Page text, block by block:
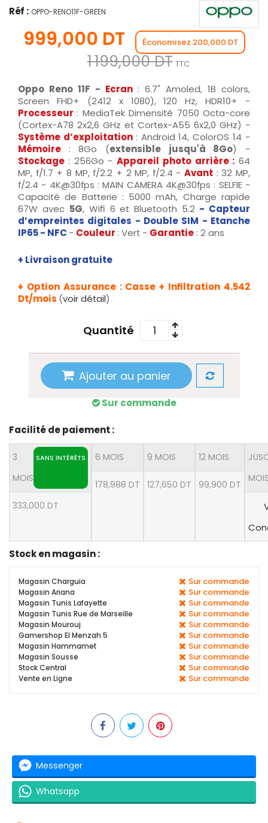
Réf : OPPO-RENO11F-GREEN
999,000 DT Économisez 200,000 DT
1 199,000 DT TTC
Oppo Reno 11F - Ecran : 6.7" Amoled, 1B colors,
Screen FHD+ (2412 x 1080), 120 Hz, HDR10+ -
Processeur : MediaTek Dimensité 7050 Octa-core
(Cortex-A78 2x2,6 GHz et Cortex-A55 6x2,0 GHz) -
Système d’exploitation : Android 14, ColorOS 14 -
Mémoire : 8Go (extensible jusqu'à 8Go) -
Stockage : 256Go - Appareil photo arrière : 64
MP, f/1.7 + 8 MP, f/2.2 + 2 MP, f/2.4 -Avant : 32 MP,
f/2.4 - 4K@30fps : MAIN CAMERA 4K@30fps : SELFIE -
Capacité de Batterie : 5000 mAh, Charge rapide
67W avec 5G, Wifi 6 et Bluetooth 5.2 - Capteur
d’empreintes digitales - Double SIM - Etanche
IP65 - NFC- Couleur : Vert - Garantie : 2 ans
+ Livraison gratuite
+ Option Assurance : Casse + Infiltration 4.542
Dt/mois (voir détail)
Quantité
Ajouter au panier
Sur commande
Facilité de paiement :
3
MOIS
SANS INTÉRÊTS
333,000 DT
6 MOIS
178,988 DT
9 MOIS
127,650 DT
12 MOIS
99,900 DT
Stock en magasin :
Magasin Charguia Sur commande
Magasin Ariana Sur commande
Magasin Tunis Lafayette Sur commande
Magasin Tunis Rue de Marseille Sur commande
Magasin Mourouj Sur commande
Gamershop El Menzah 5 Sur commande
Magasin Hammamet Sur commande
Magasin Sousse Sur commande
Stock Central Sur commande
Vente en Ligne Sur commande
Messenger
Whatsapp